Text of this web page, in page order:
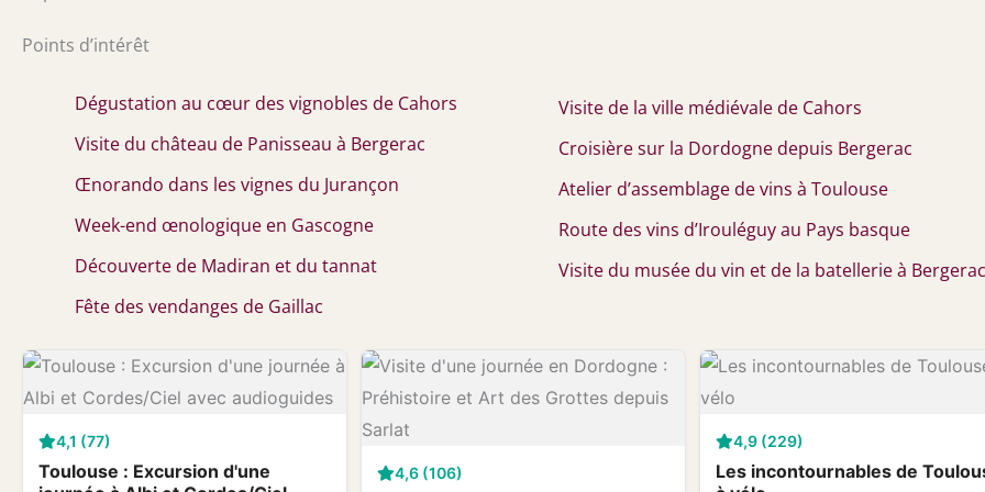
Points d’intérêt
Dégustation au cœur des vignobles de Cahors
Visite du château de Panisseau à Bergerac
Œnorando dans les vignes du Jurançon
Week-end œnologique en Gascogne
Découverte de Madiran et du tannat
Fête des vendanges de Gaillac
Visite de la ville médiévale de Cahors
Croisière sur la Dordogne depuis Bergerac
Atelier d’assemblage de vins à Toulouse
Route des vins d’Irouléguy au Pays basque
Visite du musée du vin et de la batellerie à Bergerac
4,1 (77)
Toulouse : Excursion d'une
4,6 (106)
4,9 (229)
Les incontournables de